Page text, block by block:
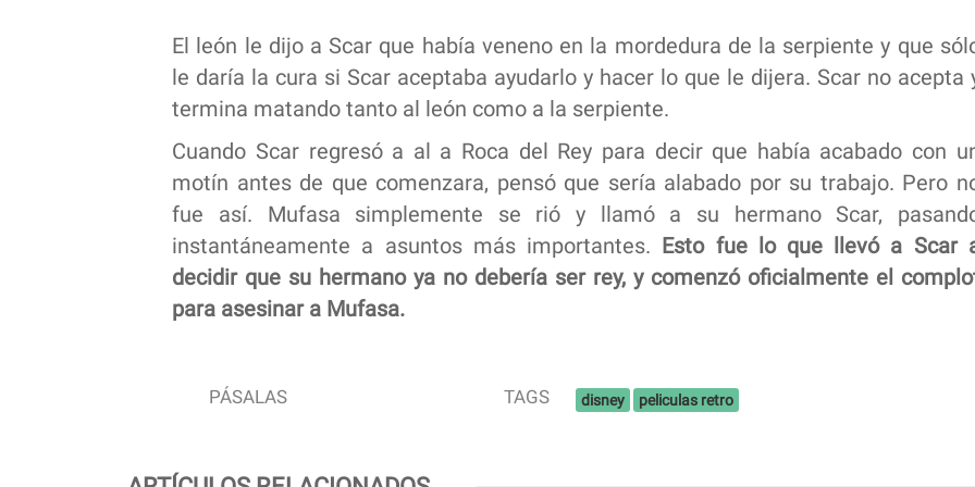
El león le dijo a Scar que había veneno en la mordedura de la serpiente y que
le daría la cura si Scar aceptaba ayudarlo y hacer lo que le dijera. Scar no acepta
termina matando tanto al león como a la serpiente.
Cuando Scar regresó a al a Roca del Rey para decir que había acabado con
motín antes de que comenzara, pensó que sería alabado por su trabajo. Pero
fue así. Mufasa simplemente se rió y llamó a su hermano Scar,
instantáneamente a asuntos más importantes.
Esto fue lo que llevó a Scar
decidir que su hermano ya no debería ser rey, y comenzó oficialmente el
para asesinar a Mufasa.
PÁSALAS TAGS disney peliculas retro